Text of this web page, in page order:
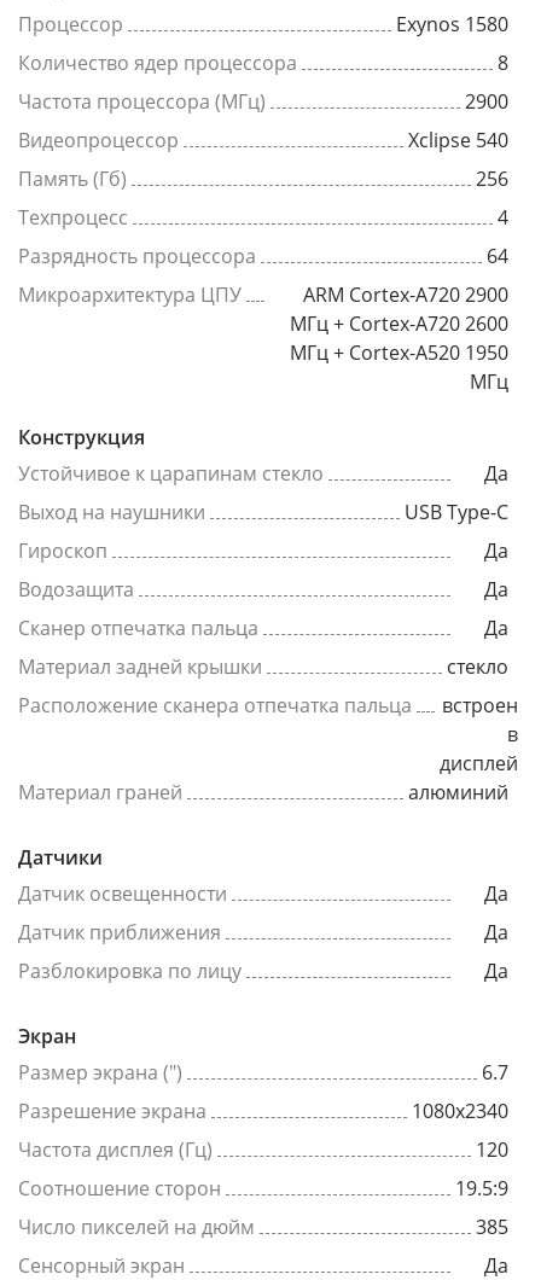
Процессор
Exynos 1580
Количество ядер процессора
8
Частота процессора (МГц)
2900
Видеопроцессор
Xclipse 540
Память (Гб)
256
Техпроцесс
4
Разрядность процессора
64
Микроархитектура ЦПУ
ARM Cortex-A720 2900
МГц + Cortex-A720 2600
МГц + Cortex-A520 1950
МГц
Конструкция
Устойчивое к царапинам стекло
Да
Выход на наушники
USB Type-C
Гироскоп
Да
Водозащита
Да
Сканер отпечатка пальца
Да
Материал задней крышки
стекло
Расположение сканера отпечатка пальца
встроен
в
дисплей
Материал граней
алюминий
Датчики
Датчик освещенности
Да
Датчик приближения
Да
Разблокировка по лицу
Да
Экран
Размер экрана (")
6.7
Разрешение экрана
1080x2340
Частота дисплея (Гц)
120
Соотношение сторон
19.5:9
Число пикселей на дюйм
385
Сенсорный экран
Да